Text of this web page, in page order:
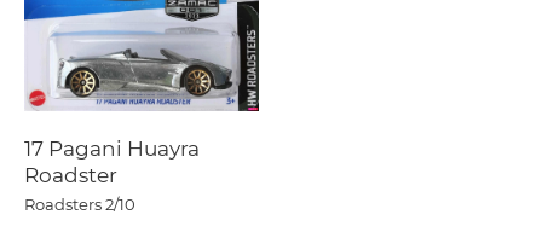
17 Pagani Huayra
Roadster
Roadsters2/10